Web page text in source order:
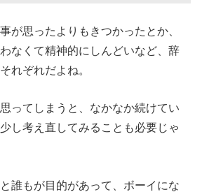
が思ったよりもきつかったとか、
なくて精神的にしんどいなど、辞
れぞれだよね。
ってしまうと、なかなか続けてい
し考え直してみることも必要じゃ
誰もが目的があって、ボーイにな